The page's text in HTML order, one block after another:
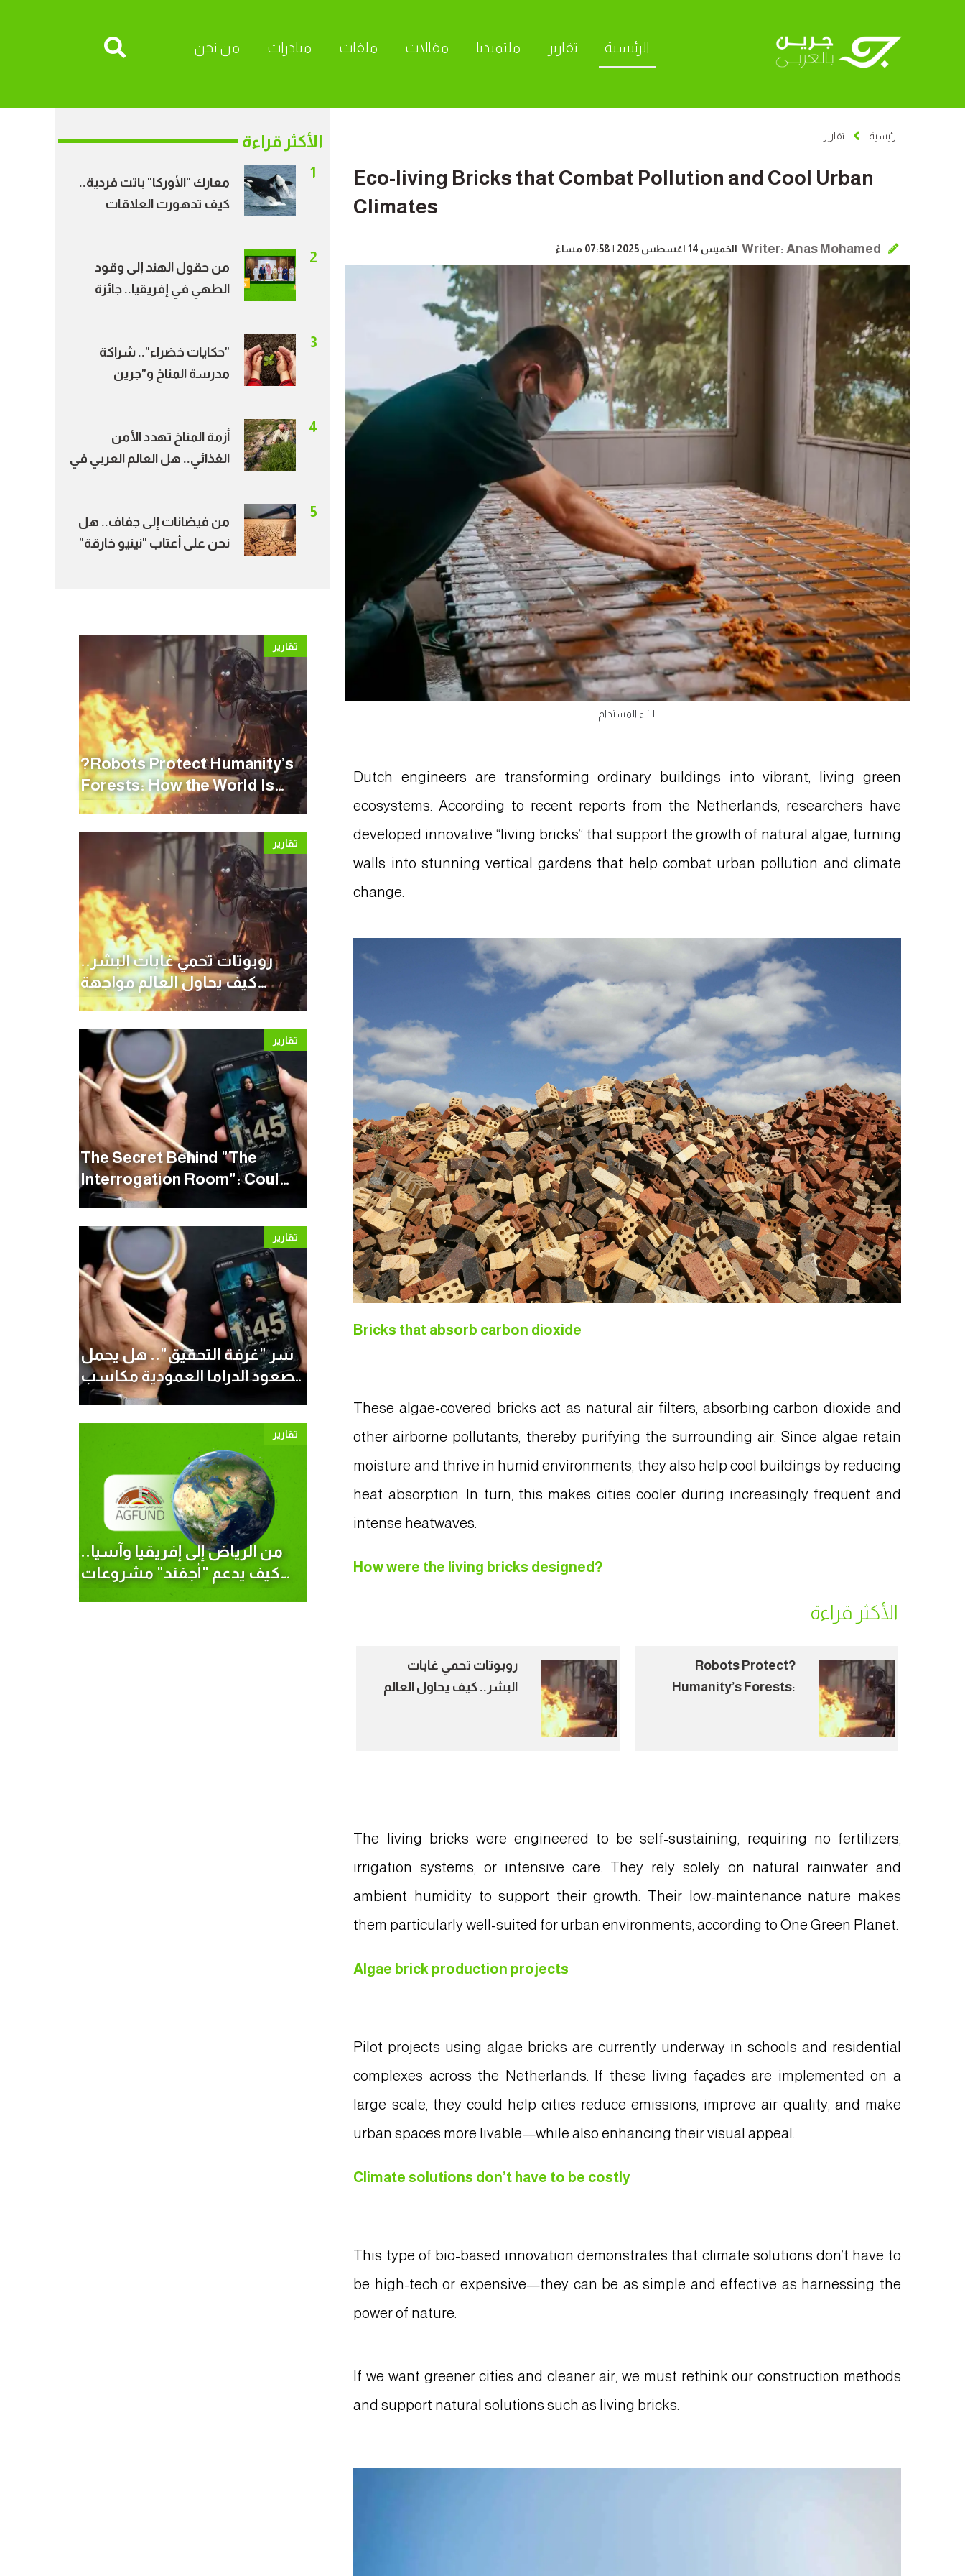
الرئيسية تقارير ملتميديا مقالات ملفات مبادرات من نحن
الرئيسية تقارير
Eco-living Bricks that Combat Pollution and Cool Urban
Climates
Writer: Anas Mohamed الخميس 14 اغسطس 2025 | 07:58 مساءً
البناء المستدام
Dutch engineers are transforming ordinary buildings into vibrant, living green
ecosystems. According to recent reports from the Netherlands, researchers have
developed innovative “living bricks” that support the growth of natural algae, turning
walls into stunning vertical gardens that help combat urban pollution and climate
change.
Bricks that absorb carbon dioxide
These algae-covered bricks act as natural air filters, absorbing carbon dioxide and
other airborne pollutants, thereby purifying the surrounding air. Since algae retain
moisture and thrive in humid environments, they also help cool buildings by reducing
heat absorption. In turn, this makes cities cooler during increasingly frequent and
intense heatwaves.
How were the living bricks designed?
الأكثر قراءة
?Robots Protect
Humanity’s Forests:
روبوتات تحمي غابات
البشر.. كيف يحاول العالم
The living bricks were engineered to be self-sustaining, requiring no fertilizers,
irrigation systems, or intensive care. They rely solely on natural rainwater and
ambient humidity to support their growth. Their low-maintenance nature makes
them particularly well-suited for urban environments, according to One Green Planet.
Algae brick production projects
Pilot projects using algae bricks are currently underway in schools and residential
complexes across the Netherlands. If these living façades are implemented on a
large scale, they could help cities reduce emissions, improve air quality, and make
urban spaces more livable—while also enhancing their visual appeal.
Climate solutions don’t have to be costly
This type of bio-based innovation demonstrates that climate solutions don’t have to
be high-tech or expensive—they can be as simple and effective as harnessing the
power of nature.
If we want greener cities and cleaner air, we must rethink our construction methods
and support natural solutions such as living bricks.
الأكثر قراءة
1
معارك "الأوركا" باتت فردية..
كيف تدهورت العلاقات
2
من حقول الهند إلى وقود
الطهي في إفريقيا.. جائزة
3
"حكايات خضراء".. شراكة
مدرسة المناخ و"جرين
4
أزمة المناخ تهدد الأمن
الغذائي.. هل العالم العربي في
5
من فيضانات إلى جفاف.. هل
نحن على أعتاب "نينيو خارقة"
تقارير
?Robots Protect Humanity’s
Forests: How the World Is
Preparing for Wildfire
Season
تقارير
روبوتات تحمي غابات البشر..
كيف يحاول العالم مواجهة
موسم الحرائق؟
تقارير
The Secret Behind "The
Interrogation Room": Could
the Rise of Vertical Drama
Bring Environmental
Benefits?
تقارير
سر "غرفة التحقيق".. هل يحمل
صعود الدراما العمودية مكاسب
بيئية؟
تقارير
من الرياض إلى إفريقيا وآسيا..
كيف يدعم "أجفند" مشروعات
الصمود المناخي حول العالم؟